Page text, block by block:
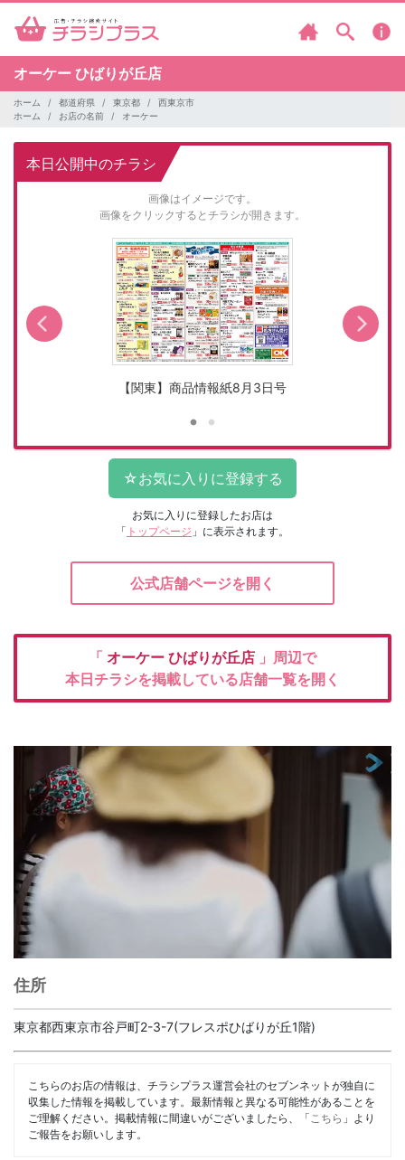
オーケー ひばりが丘店
ホーム 都道府県 東京都
西東京市
ホーム
お店の名前 オーケー
本日公開中のチラシ
画像はイメージです。
画像をクリックするとチラシが開きます。
【関東】商品情報紙8月3日号
お気に入りに登録したお店は
「 トップページ 」に表示されます。
公式店舗ページを開く
「 オーケー ひばりが丘店 」周辺で
本日チラシを掲載している店舗一覧を開く
住所
東京都西東京市谷戸町2-3-7(フレスポひばりが丘1階)
こちらのお店の情報は、チラシプラス運営会社のセブンネットが独自に
収集した情報を掲載しています。最新情報と異なる可能性があることを
ご理解ください。掲載情報に間違いがございましたら、「 こちら 」より
ご報告をお願いします。